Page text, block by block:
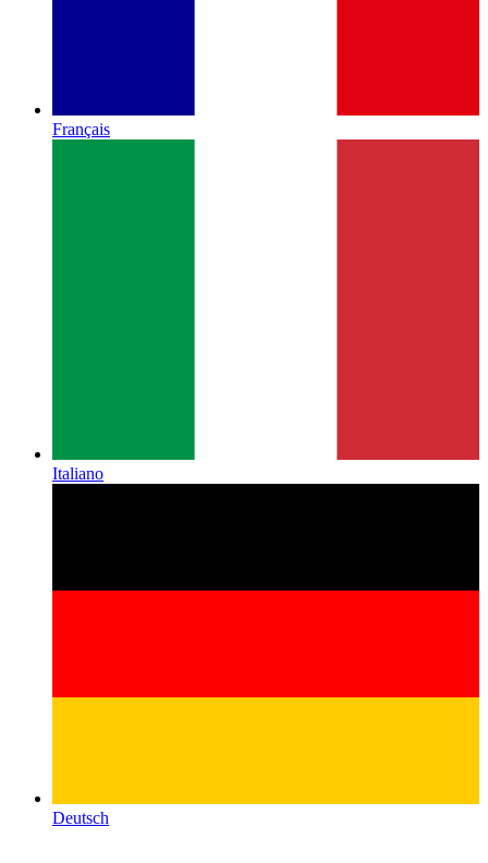
Français
Italiano
Deutsch